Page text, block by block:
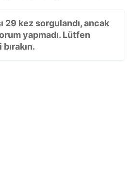
29 kez sorgulandı, ancak
yapmadı. Lütfen